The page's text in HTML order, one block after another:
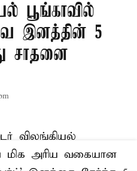
பூங்காவில்
இனத்தின் 5
சாதனை
விலங்கியல்
மிக அரிய வகையான